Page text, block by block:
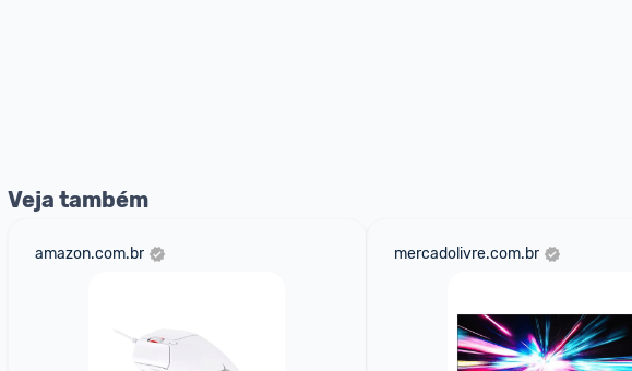
Veja também
amazon.com.br mercadolivre.com.br